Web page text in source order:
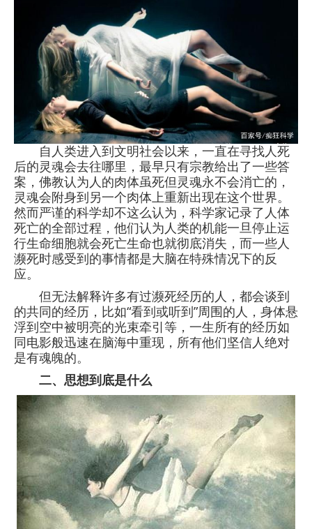
自人类进入到文明社会以来，一直在寻找人死
后的灵魂会去往哪里，最早只有宗教给出了一些答
案，佛教认为人的肉体虽死但灵魂永不会消亡的，
灵魂会附身到另一个肉体上重新出现在这个世界。
然而严谨的科学却不这么认为，科学家记录了人体
死亡的全部过程，他们认为人类的机能一旦停止运
行生命细胞就会死亡生命也就彻底消失，而一些人
濒死时感受到的事情都是大脑在特殊情况下的反
应。
但无法解释许多有过濒死经历的人，都会谈到
的共同的经历，比如“看到或听到”周围的人，身体悬
浮到空中被明亮的光束牵引等，一生所有的经历如
同电影般迅速在脑海中重现，所有他们坚信人绝对
是有魂魄的。
二、思想到底是什么